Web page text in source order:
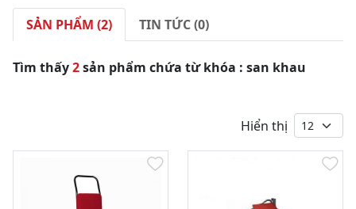
SẢN PHẨM (2) TIN TỨC (0)
Tìm thấy2sản phẩm chứa từ khóa : san khau
Hiển thị